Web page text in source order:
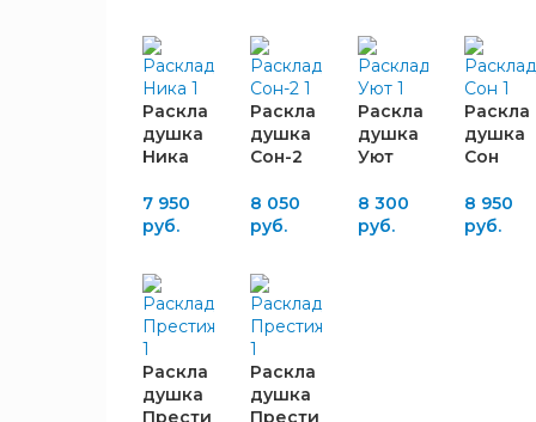
ВЫСОТА,
ГЛУБИНА,
10
Раскла
душка
Ника
7 950
руб.
Раскла
душка
Сон-2
8 050
руб.
Раскла
душка
Уют
8 300
руб.
Раскла
душка
Сон
8 950
руб.
Раскла
душка
Прести
Раскла
душка
Прести